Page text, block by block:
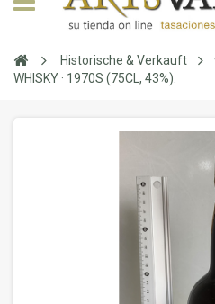
Historische & Verkauft
WHISKY · 1970S (75CL, 43%).